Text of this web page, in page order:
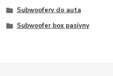
Subwoofery do auta
Subwoofer box pasívny